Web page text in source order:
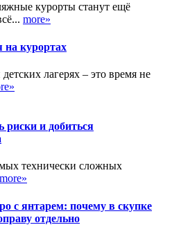
курорты станут ещё
more»
курортах
лагерях – это время не
риски и добиться
технически сложных
more»
с янтарем: почему в скупке
отдельно